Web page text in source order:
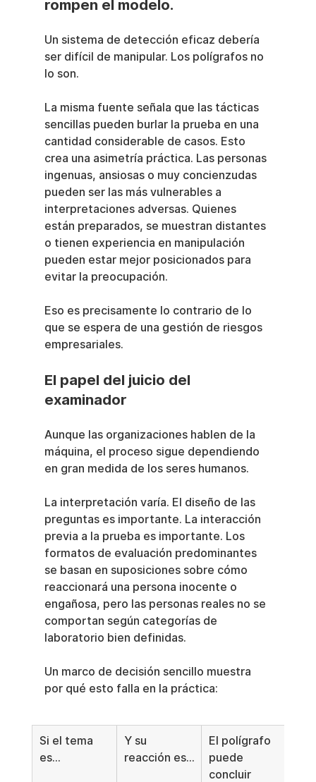
rompen el modelo.
Un sistema de detección eficaz debería
ser difícil de manipular. Los polígrafos no
lo son.
La misma fuente señala que las tácticas
sencillas pueden burlar la prueba en una
cantidad considerable de casos. Esto
crea una asimetría práctica. Las personas
ingenuas, ansiosas o muy concienzudas
pueden ser las más vulnerables a
interpretaciones adversas. Quienes
están preparados, se muestran distantes
o tienen experiencia en manipulación
pueden estar mejor posicionados para
evitar la preocupación.
Eso es precisamente lo contrario de lo
que se espera de una gestión de riesgos
empresariales.
El papel del juicio del
examinador
Aunque las organizaciones hablen de la
máquina, el proceso sigue dependiendo
en gran medida de los seres humanos.
La interpretación varía. El diseño de las
preguntas es importante. La interacción
previa a la prueba es importante. Los
formatos de evaluación predominantes
se basan en suposiciones sobre cómo
reaccionará una persona inocente o
engañosa, pero las personas reales no se
comportan según categorías de
laboratorio bien definidas.
Un marco de decisión sencillo muestra
por qué esto falla en la práctica:
Si el tema
es...
Y su
reacción es...
El polígrafo
puede
concluir